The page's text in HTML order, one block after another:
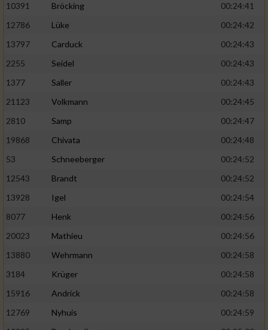
10391
Bröcking
00:24:41
12786
Lüke
00:24:42
13797
Carduck
00:24:43
2255
Seidel
00:24:43
1377
Saller
00:24:43
21123
Volkmann
00:24:45
2810
Samp
00:24:47
19868
Chivata
00:24:48
53
Schneeberger
00:24:52
12543
Brandt
00:24:52
13928
Igel
00:24:54
8077
Henk
00:24:56
20023
Mathieu
00:24:56
13880
Wehrmann
00:24:58
3184
Krüger
00:24:58
15916
Andrick
00:24:58
12769
Nyhuis
00:24:59